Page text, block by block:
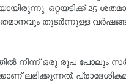
ഒറ്റയടിക്ക് 25
തുടര്‍ന്നുള്ള
നിന്ന് ഒരു രൂപ പോലും
ലഭിക്കുന്നത്.